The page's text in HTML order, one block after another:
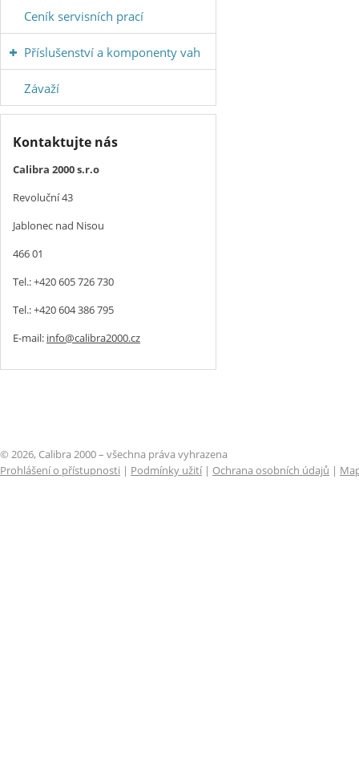
Ceník servisních prací
Příslušenství a komponenty vah
Závaží
Kontaktujte nás
Calibra 2000 s.r.o
Revoluční 43
Jablonec nad Nisou
466 01
Tel.: +420 605 726 730
Tel.: +420 604 386 795
E-mail: info@calibra2000.cz
© 2026, Calibra 2000 – všechna práva vyhrazena
Prohlášení o přístupnosti | Podmínky užití| Ochrana osobních údajů |